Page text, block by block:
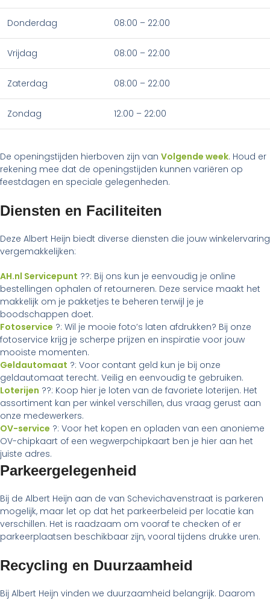
Donderdag 08:00 – 22:00
Vrijdag 08:00 – 22:00
Zaterdag 08:00 – 22:00
Zondag 12:00 – 22:00
De openingstijden hierboven zijn van Volgende week. Houd er
rekening mee dat de openingstijden kunnen variëren op
feestdagen en speciale gelegenheden.
Diensten en Faciliteiten
Deze Albert Heijn biedt diverse diensten die jouw winkelervaring
vergemakkelijken:
AH.nl Servicepunt ??: Bij ons kun je eenvoudig je online
bestellingen ophalen of retourneren. Deze service maakt het
makkelijk om je pakketjes te beheren terwijl je je
boodschappen doet.
Fotoservice ?: Wil je mooie foto’s laten afdrukken? Bij onze
fotoservice krijg je scherpe prijzen en inspiratie voor jouw
mooiste momenten.
Geldautomaat ?: Voor contant geld kun je bij onze
geldautomaat terecht. Veilig en eenvoudig te gebruiken.
Loterijen ??: Koop hier je loten van de favoriete loterijen. Het
assortiment kan per winkel verschillen, dus vraag gerust aan
onze medewerkers.
OV-service ?: Voor het kopen en opladen van een anonieme
OV-chipkaart of een wegwerpchipkaart ben je hier aan het
juiste adres.
Parkeergelegenheid
Bij de Albert Heijn aan de van Schevichavenstraat is parkeren
mogelijk, maar let op dat het parkeerbeleid per locatie kan
verschillen. Het is raadzaam om vooraf te checken of er
parkeerplaatsen beschikbaar zijn, vooral tijdens drukke uren.
Recycling en Duurzaamheid
Bij Albert Heijn vinden we duurzaamheid belangrijk. Daarom